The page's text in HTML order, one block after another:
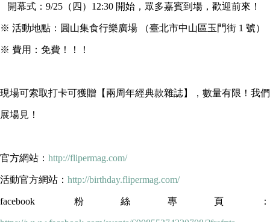
開幕式：9/25（四）12:30 開始，眾多嘉賓到場，歡迎前來！
※ 活動地點：圓山集食行樂廣場 （臺北市中山區玉門街 1 號）
※ 費用：免費！！！
現場可索取打卡可獲贈【兩周年經典款雜誌】，數量有限！我們
展場見！
官方網站： http://flipermag.com/
活動官方網站： http://birthday.flipermag.com/
facebook 粉絲專頁：